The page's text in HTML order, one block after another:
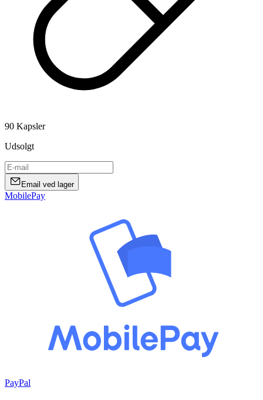
90 Kapsler
Udsolgt
Email ved lager
MobilePay
PayPal